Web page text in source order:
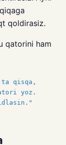
qoldirasiz.
qatorini ham
ta qisqa,
yoz.